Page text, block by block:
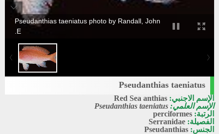
Pseudanthias taeniatus photo by Randall, John
E.
Pseudanthias taeniatus
الإسم الاجنبي: Red Sea anthias
الإسم العلمي: Pseudanthias taeniatus
الرتبة: perciformes
الفصيلة: Serranidae
الجنس: Pseudanthias